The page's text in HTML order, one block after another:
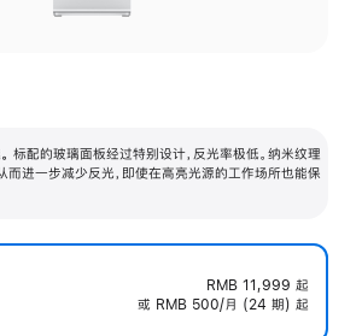
标配的玻璃面板经过特别设计，反光率极低。纳米纹理
而进一步减少反光，即使在高亮光源的工作场所也能保
RMB 11,999 起
或 RMB 500/月 (24 期) 起